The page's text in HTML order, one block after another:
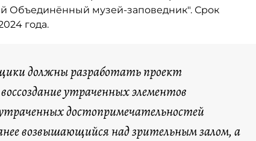
Объединённый музей-заповедник". Срок
года.
должны разработать проект
утраченных элементов
достопримечательностей
возвышающийся над зрительным залом, а